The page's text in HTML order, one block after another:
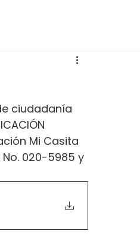
ciudadanía
Mi Casita
020-5985 y